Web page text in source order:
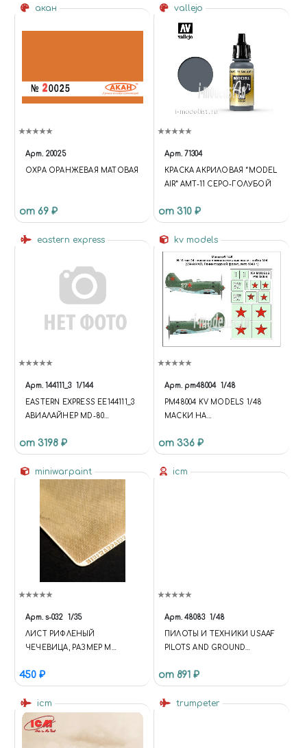
акан
Арт. 20025
ОХРА ОРАНЖЕВАЯ МАТОВАЯ
от 69 ₽
vallejo
Арт. 71304
КРАСКА АКРИЛОВАЯ “MODEL
AIR” AMT-11 СЕРО-ГОЛУБОЙ
от 310 ₽
eastern express
Арт. 144111_3 1/144
EASTERN EXPRESS ЕЕ144111_3
АВИАЛАЙНЕР MD-80
EDITION) 1/144
от 3198 ₽
kv models
Арт. pm48004 1/48
PM48004 KV MODELS 1/48
МАСКИ НА
И-16 ТИП 24 - НАБОР №4
(254-Й ИАП,
ЛЕНИНГРАДСКИЙ ФРОНТ,
от 336 ₽
miniwarpaint
Арт. s-032 1/35
ЛИСТ РИФЛЕНЫЙ
ЧЕЧЕВИЦА, РАЗМЕР M
ЛИСТЫ, СЕТКИ, ПРОФИЛИ
450 ₽
icm
Арт. 48083 1/48
ПИЛОТЫ И ТЕХНИКИ USAAF
PILOTS AND GROUND
от 891 ₽
icm trumpeter